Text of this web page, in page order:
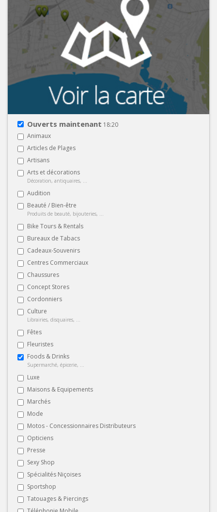
Ouverts maintenant 18:20
Animaux
Articles de Plages
Artisans
Arts et décorations
Décoration, antiquaires, ...
Audition
Beauté / Bien-être
Produits de beauté, bijouteries, ...
Bike Tours & Rentals
Bureaux de Tabacs
Cadeaux-Souvenirs
Centres Commerciaux
Chaussures
Concept Stores
Cordonniers
Culture
Librairies, disquaires, ...
Fêtes
Fleuristes
Foods & Drinks
Supermarché, épicerie, ...
Luxe
Maisons & Equipements
Marchés
Mode
Motos - Concessionnaires Distributeurs
Opticiens
Presse
Sexy Shop
Spécialités Niçoises
Sportshop
Tatouages & Piercings